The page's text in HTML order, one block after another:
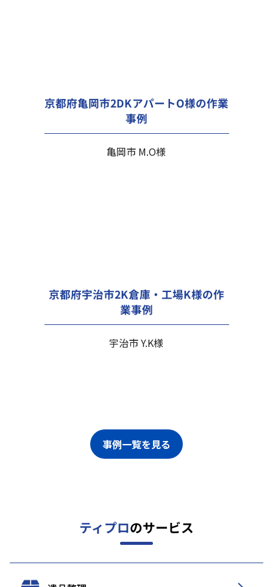
京都府亀岡市2DKアパートO様の作業
事例
亀岡市 M.O様
京都府宇治市2K倉庫・工場K様の作
業事例
宇治市 Y.K様
事例一覧を見る
ティプロのサービス